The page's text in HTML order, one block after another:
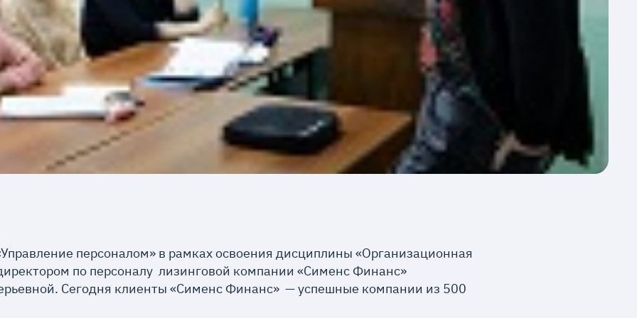
персоналом» в рамках освоения дисциплины «Организационная
по персоналу лизинговой компании «Сименс Финанс»
Сегодня клиенты «Сименс Финанс» — успешные компании из 500